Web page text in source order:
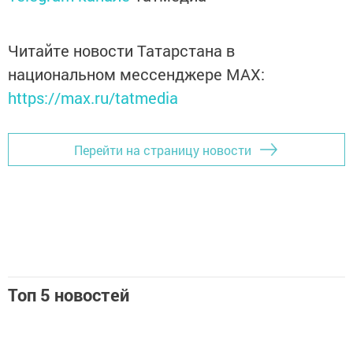
Читайте новости Татарстана в
национальном мессенджере MАХ:
https://max.ru/tatmedia
Перейти на страницу новости
Топ 5 новостей